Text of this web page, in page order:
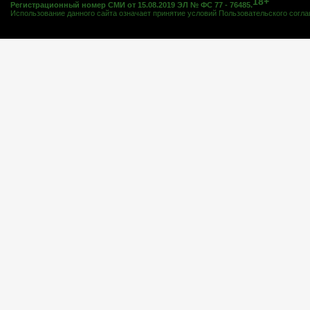
Регистрационный номер СМИ от 15.08.2019 ЭЛ № ФС 77 - 76485.
Использование данного сайта означает принятие условий Пользовательского